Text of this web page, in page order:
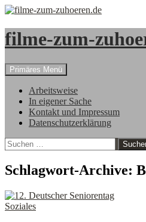
filme-zum-
Suchen
Primäres Menü
Inhalt
springen
Arbeitsweise
In eigener Sache
Kontakt und Impressum
Datenschutzerklärung
Suchen
nach:
Schlagwort-Archive:
Soziales